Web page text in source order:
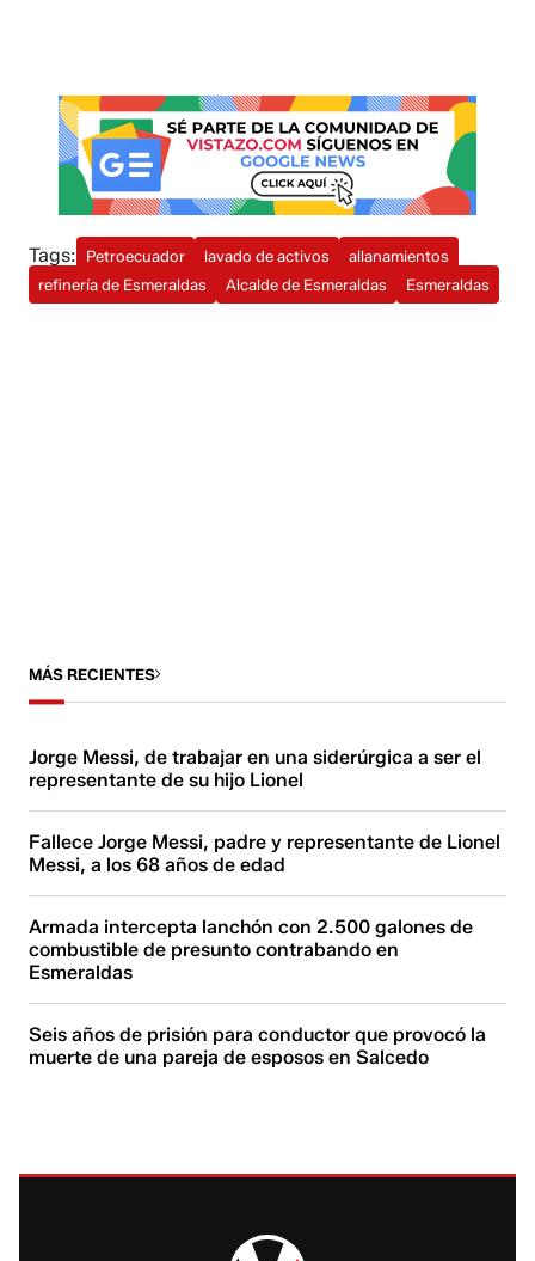
Tags: Petroecuador lavado de activos
allanamientos
refinería de Esmeraldas
Alcalde de Esmeraldas Esmeraldas
MÁS RECIENTES
Jorge Messi, de trabajar en una siderúrgica a ser el
representante de su hijo Lionel
Fallece Jorge Messi, padre y representante de Lionel
Messi, a los 68 años de edad
Armada intercepta lanchón con 2.500 galones de
combustible de presunto contrabando en
Esmeraldas
Seis años de prisión para conductor que provocó la
muerte de una pareja de esposos en Salcedo